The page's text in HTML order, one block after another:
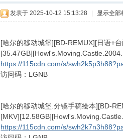
发表于 2025-10-12 15:13:28 显示全部
[哈尔的移动城堡][BD-REMUX][日语+
https://115cdn.com/s/
访问码：LGNB
[哈尔的移动城堡.分镜手稿绘本][BD-
https://115cdn.com/s/